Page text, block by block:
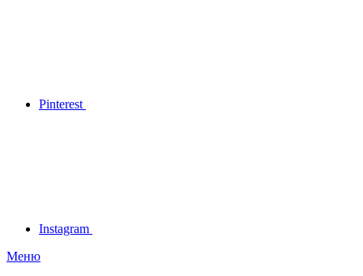
Pinterest
Instagram
Меню